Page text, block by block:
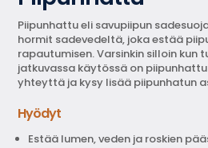
Piipunhattu eli savupiipun
hormit sadevedeltä, joka estää
rapautumisen. Varsinkin silloin kun
jatkuvassa käytössä on
yhteyttä ja kysy lisää piipunhatun
Hyödyt
Estää lumen, veden ja roskien